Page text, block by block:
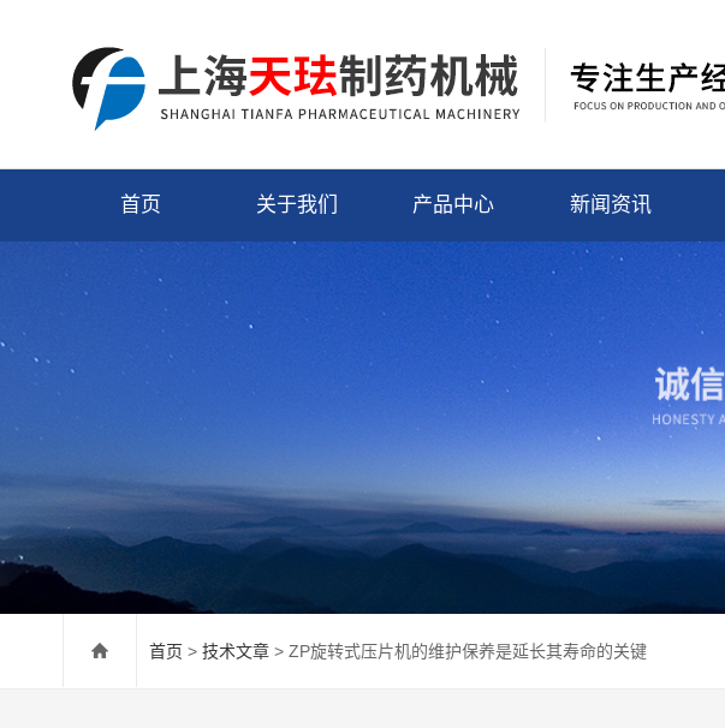
首页 关于我们 产品中心 新闻资讯
首页 > 技术文章 > ZP旋转式压片机的维护保养是延长其寿命的关键